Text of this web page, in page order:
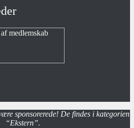
sponsorerede! De findes i kategorien
“Ekstern”.